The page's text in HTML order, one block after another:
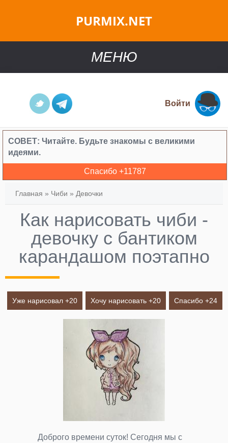
PURMIX.NET
МЕНЮ
Войти
СОВЕТ: Читайте. Будьте знакомы с великими
идеями.
Спасибо +11787
Главная » Чиби » Девочки
Как нарисовать чиби -
девочку с бантиком
карандашом поэтапно
Уже нарисовал +20 Хочу нарисовать +20 Спасибо +24
Доброго времени суток! Сегодня мы с